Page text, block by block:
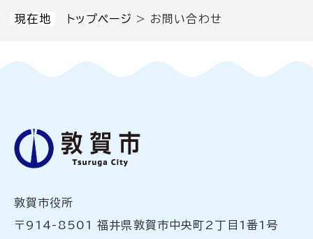
現在地 トップページ > お問い合わせ
敦賀市役所
〒914-8501 福井県敦賀市中央町2丁目1番1号